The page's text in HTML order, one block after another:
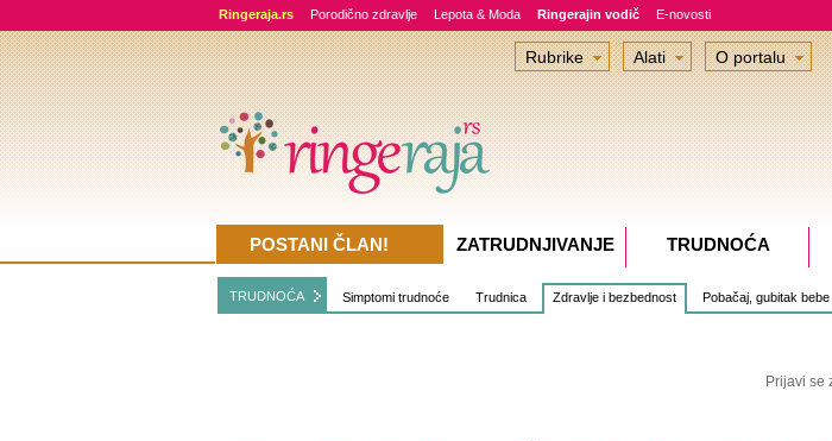
Ringeraja.rs Porodično zdravlje Lepota & Moda Ringerajin vodič E-novosti
TRUDNOĆA Simptomi trudnoće Trudnica Zdravlje i bezbednost Pobačaj, gubitak bebe
Prijavi se
Rubrike Alati O portalu
POSTANI ČLAN! ZATRUDNJIVANJE TRUDNOĆA